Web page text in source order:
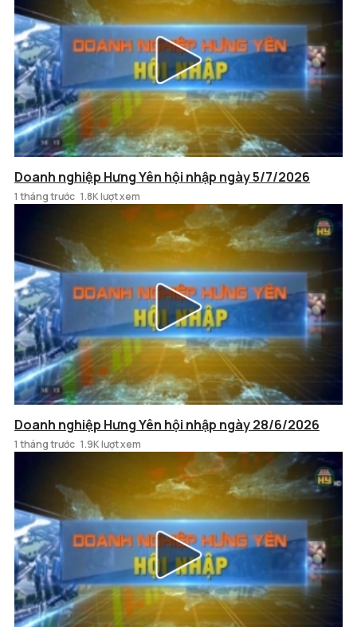
Doanh nghiệp Hưng Yên hội nhập ngày 5/7/2026
1 tháng trước 1.8K lượt xem
Doanh nghiệp Hưng Yên hội nhập ngày 28/6/2026
1 tháng trước 1.9K lượt xem